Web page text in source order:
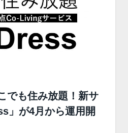
でも住み放題！新サ
」が4月から運用開